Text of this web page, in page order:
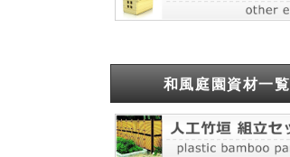
和風庭園資材一覧